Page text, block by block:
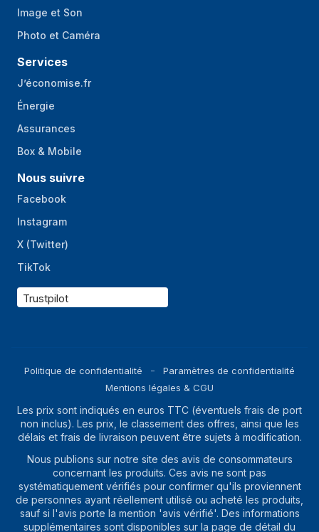
Image et Son
Photo et Caméra
Services
J’économise.fr
Énergie
Assurances
Box & Mobile
Nous suivre
Facebook
Instagram
X (Twitter)
TikTok
Trustpilot
Politique de confidentialité
Paramètres de confidentialité
Mentions légales & CGU
Les prix sont indiqués en euros TTC (éventuels frais de port
non inclus). Les prix, le classement des offres, ainsi que les
délais et frais de livraison peuvent être sujets à modification.
Nous publions sur notre site des avis de consommateurs
concernant les produits. Ces avis ne sont pas
systématiquement vérifiés pour confirmer qu'ils proviennent
de personnes ayant réellement utilisé ou acheté les produits,
sauf si l'avis porte la mention 'avis vérifié'. Des informations
supplémentaires sont disponibles sur la page de détail du